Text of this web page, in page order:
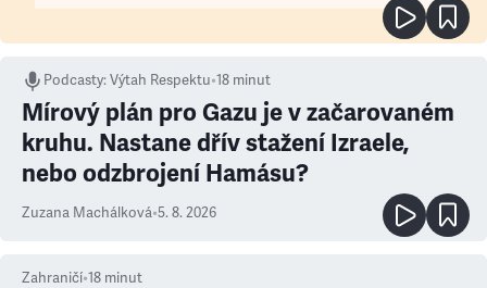
Podcasty:Výtah Respektu•18 minut
Mírový plán pro Gazu je v začarovaném
kruhu. Nastane dřív stažení Izraele,
nebo odzbrojení Hamásu?
Zuzana Machálková•5. 8. 2026
Zahraničí•18 minut